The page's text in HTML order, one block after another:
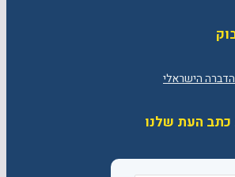
כתב העת שלנו